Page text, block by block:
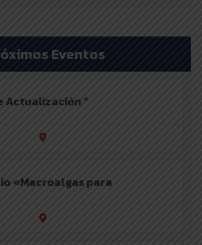
Eventos
Actualización “
«Macroalgas para